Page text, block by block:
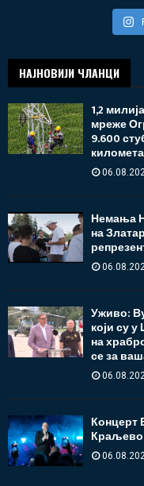
НАЈНОВИЈИ ЧЛАНЦИ
1,2
мреже
9.600
Немања
на
Уживо:
који су
на
се за
Концерт